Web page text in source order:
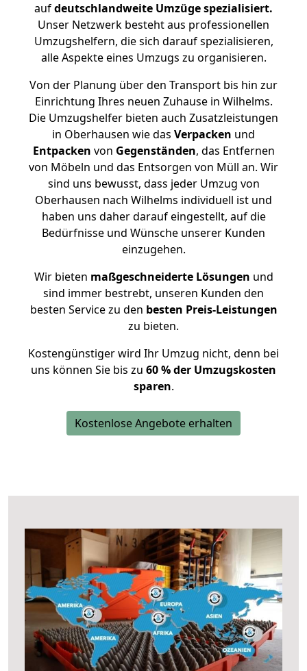
aufdeutschlandweite Umzüge spezialisiert.
Unser Netzwerk besteht aus professionellen
Umzugshelfern, die sich darauf spezialisieren,
alle Aspekte eines Umzugs zu organisieren.
Von der Planung über den Transport bis hin zur
Einrichtung Ihres neuen Zuhause in Wilhelms.
Die Umzugshelfer bieten auch Zusatzleistungen
in Oberhausen wie das Verpacken und
Entpacken von Gegenständen, das Entfernen
von Möbeln und das Entsorgen von Müll an. Wir
sind uns bewusst, dass jeder Umzug von
Oberhausen nach Wilhelms individuell ist und
haben uns daher darauf eingestellt, auf die
Bedürfnisse und Wünsche unserer Kunden
einzugehen.
Wir bieten maßgeschneiderte Lösungen und
sind immer bestrebt, unseren Kunden den
besten Service zu den besten Preis-Leistungen
zu bieten.
Kostengünstiger wird Ihr Umzug nicht, denn bei
uns können Sie bis zu 60 % der Umzugskosten
sparen.
Kostenlose Angebote erhalten